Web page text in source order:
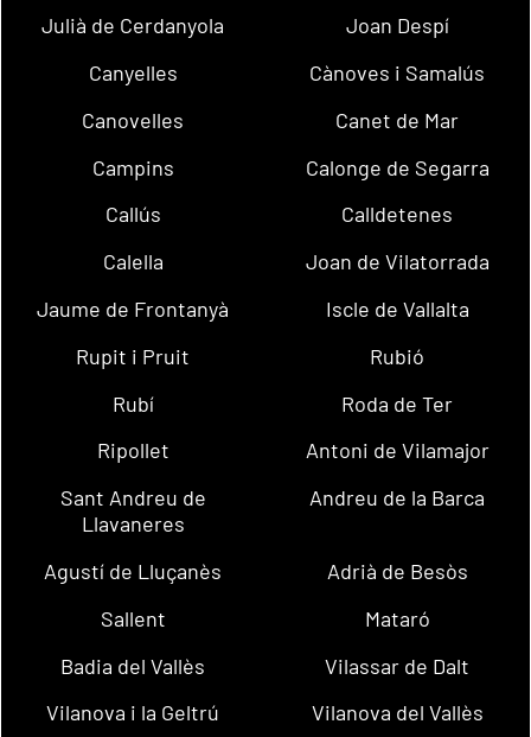
Julià de Cerdanyola
Joan Despí
Canyelles
Cànoves i Samalús
Canovelles
Canet de Mar
Campins
Calonge de Segarra
Callús
Calldetenes
Calella
Joan de Vilatorrada
Jaume de Frontanyà
Iscle de Vallalta
Rupit i Pruit
Rubió
Rubí
Roda de Ter
Ripollet
Antoni de Vilamajor
Sant Andreu de
Llavaneres
Andreu de la Barca
Agustí de Lluçanès
Adrià de Besòs
Sallent
Mataró
Badia del Vallès
Vilassar de Dalt
Vilanova i la Geltrú
Vilanova del Vallès